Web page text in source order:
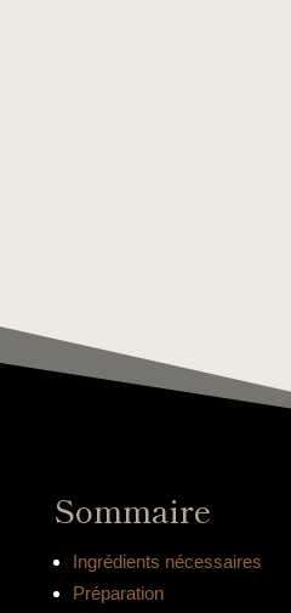
Sommaire
Ingrédients nécessaires
Préparation